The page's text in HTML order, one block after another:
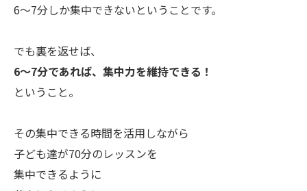
6〜7分しか集中できないということです。
でも裏を返せば、
6〜7分であれば、集中力を維持できる！
ということ。
その集中できる時間を活用しながら
子ども達が70分のレッスンを
集中できるように